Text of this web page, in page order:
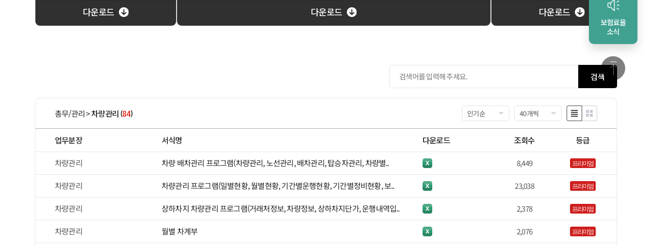
다운로드 다운로드 다운로드
검색
총무/관리>차량관리 (84) 인기순 40개씩
업무분장 서식명 다운로드 조회수
등급
차량관리
차량 배차관리 프로그램(차량관리, 노선관리, 배차관리, 탑승자관리, 차량별.. 8,449 프리미엄
차량관리 차량관리 프로그램(일별현황, 월별현황, 기간별운행현황, 기간별정비현황, 보.. 23,038 프리미엄
차량관리 상하차지 차량관리 프로그램(거래처정보, 차량정보, 상하차지단가, 운행내역입.. 2,378 프리미엄
차량관리 월별 차계부 2,076 프리미엄
보험료율
소식